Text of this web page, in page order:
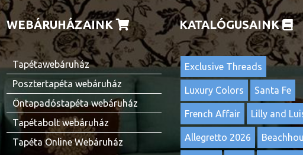
WEBÁRUHÁZAINK
Tapétawebáruház
Posztertapéta webáruház
Öntapadóstapéta webáruház
Tapétabolt webáruház
Tapéta Online Webáruház
KATALÓGUSAINK
Exclusive Threads
Luxury Colors Santa Fe
French Affair Lilly and
Allegretto 2026